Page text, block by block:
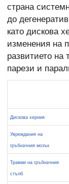
страна
до
като дискова
изменения на
развитието на
парези и
Дискова херния
Увреждания на
гръбначния мозък
Травми на гръбначния
стълб